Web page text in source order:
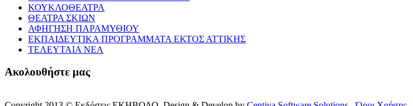
ΚΟΥΚΛΟΘΕΑΤΡΑ
ΘΕΑΤΡΑ ΣΚΙΩΝ
ΑΦΗΓΗΣΗ ΠΑΡΑΜΥΘΙΟΥ
ΕΚΠΑΙΔΕΥΤΙΚΑ ΠΡΟΓΡΑΜΜΑΤΑ ΕΚΤΟΣ ΑΤΤΙΚΗΣ
ΤΕΛΕΥΤΑΙΑ ΝΕΑ
Ακολουθήστε μας